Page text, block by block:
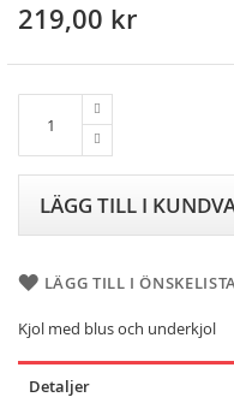
Skip
the
219,00 kr
LÄGG TILL I
LÄGG TILL I
Kjol med blus och underkjol
Detaljer